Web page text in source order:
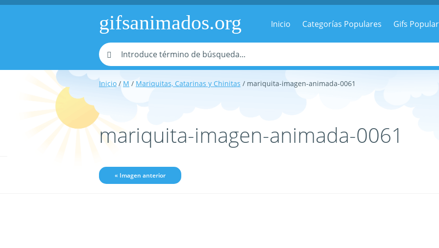
gifsanimados.org Inicio Categorías Populares Gifs
Inicio / M / Mariquitas, Catarinas y Chinitas / mariquita-imagen-animada-0061
mariquita-imagen-animada-0061
« Imagen anterior